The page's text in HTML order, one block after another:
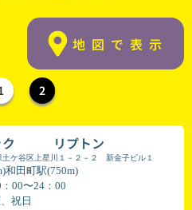
地図で表示
2
ク リプトン
土ケ谷区上星川１－２－２ 新金子ビル１
和田町駅(750m)
00〜24：00
祝日